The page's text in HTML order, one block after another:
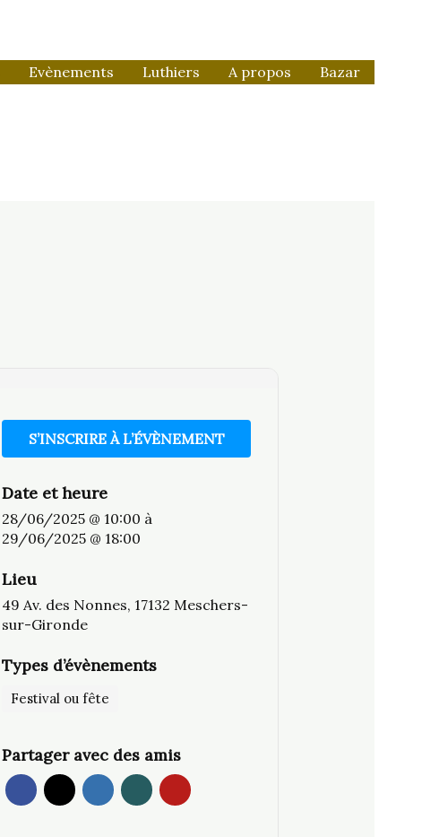
Evènements Luthiers A propos Bazar
S’INSCRIRE À L’ÉVÈNEMENT
Date et heure
28/06/2025 @ 10:00 à
29/06/2025 @ 18:00
Lieu
49 Av. des Nonnes, 17132 Meschers-
sur-Gironde
Types d’évènements
Festival ou fête
Partager avec des amis